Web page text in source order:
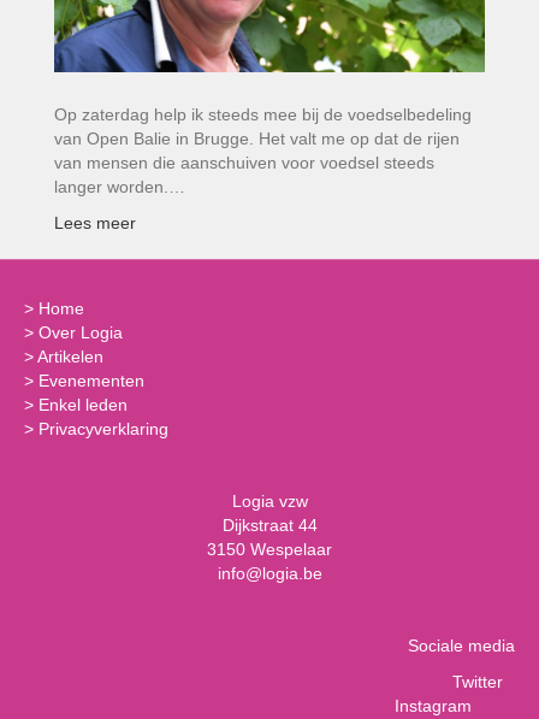
Op zaterdag help ik steeds mee bij de voedselbedeling
van Open Balie in Brugge. Het valt me op dat de rijen
van mensen die aanschuiven voor voedsel steeds
langer worden.…
Lees meer
> Home
> Over Logia
>Artikelen
> Evenementen
> Enkel leden
> Privacyverklaring
Logia vzw
Dijkstraat 44
3150 Wespelaar
info@logia.be
Sociale media
Twitter
Instagram